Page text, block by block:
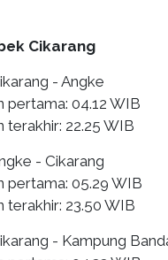
Cikarang
- Angke
pertama: 04.12 WIB
terakhir: 22.25 WIB
- Cikarang
pertama: 05.29 WIB
terakhir: 23.50 WIB
- Kampung